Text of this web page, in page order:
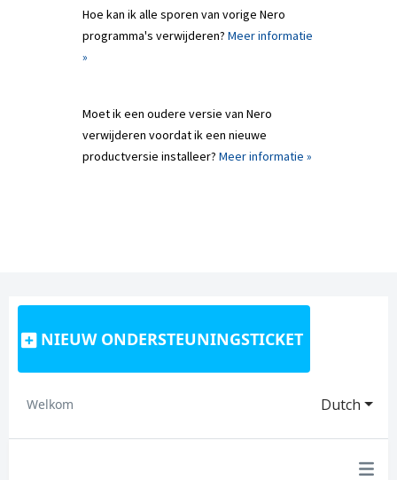
Hoe kan ik alle sporen van vorige Nero
programma's verwijderen? Meer informatie
»
Moet ik een oudere versie van Nero
verwijderen voordat ik een nieuwe
productversie installeer? Meer informatie »
NIEUW ONDERSTEUNINGSTICKET
Dutch
Welkom